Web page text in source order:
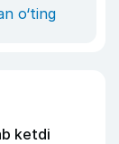
o‘ting
ketdi